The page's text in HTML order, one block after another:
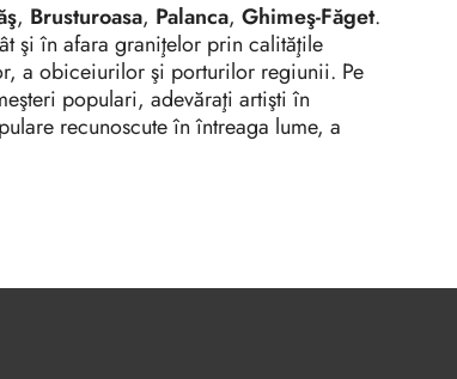
, Brusturoasa, Palanca, Ghimeş-Făget.
şi în afara graniţelor prin calităţile
a obiceiurilor şi porturilor regiunii. Pe
populari, adevăraţi artişti în
recunoscute în întreaga lume, a